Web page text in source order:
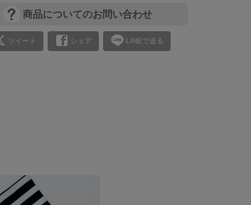
商品についてのお問い合わせ
ツイート シェア LINEで送る